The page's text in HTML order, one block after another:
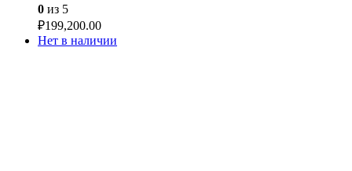
0 из 5
₽199,200.00
Нет в наличии